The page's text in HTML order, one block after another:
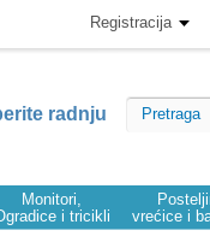
Registracija
radnju
Monitori,
i tricikli
vrećice i